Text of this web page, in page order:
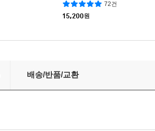
72건
15,200원
배송/반품/교환